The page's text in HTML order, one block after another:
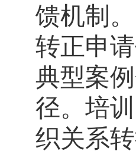
馈机制
转正申
典型案
径。培
织关系